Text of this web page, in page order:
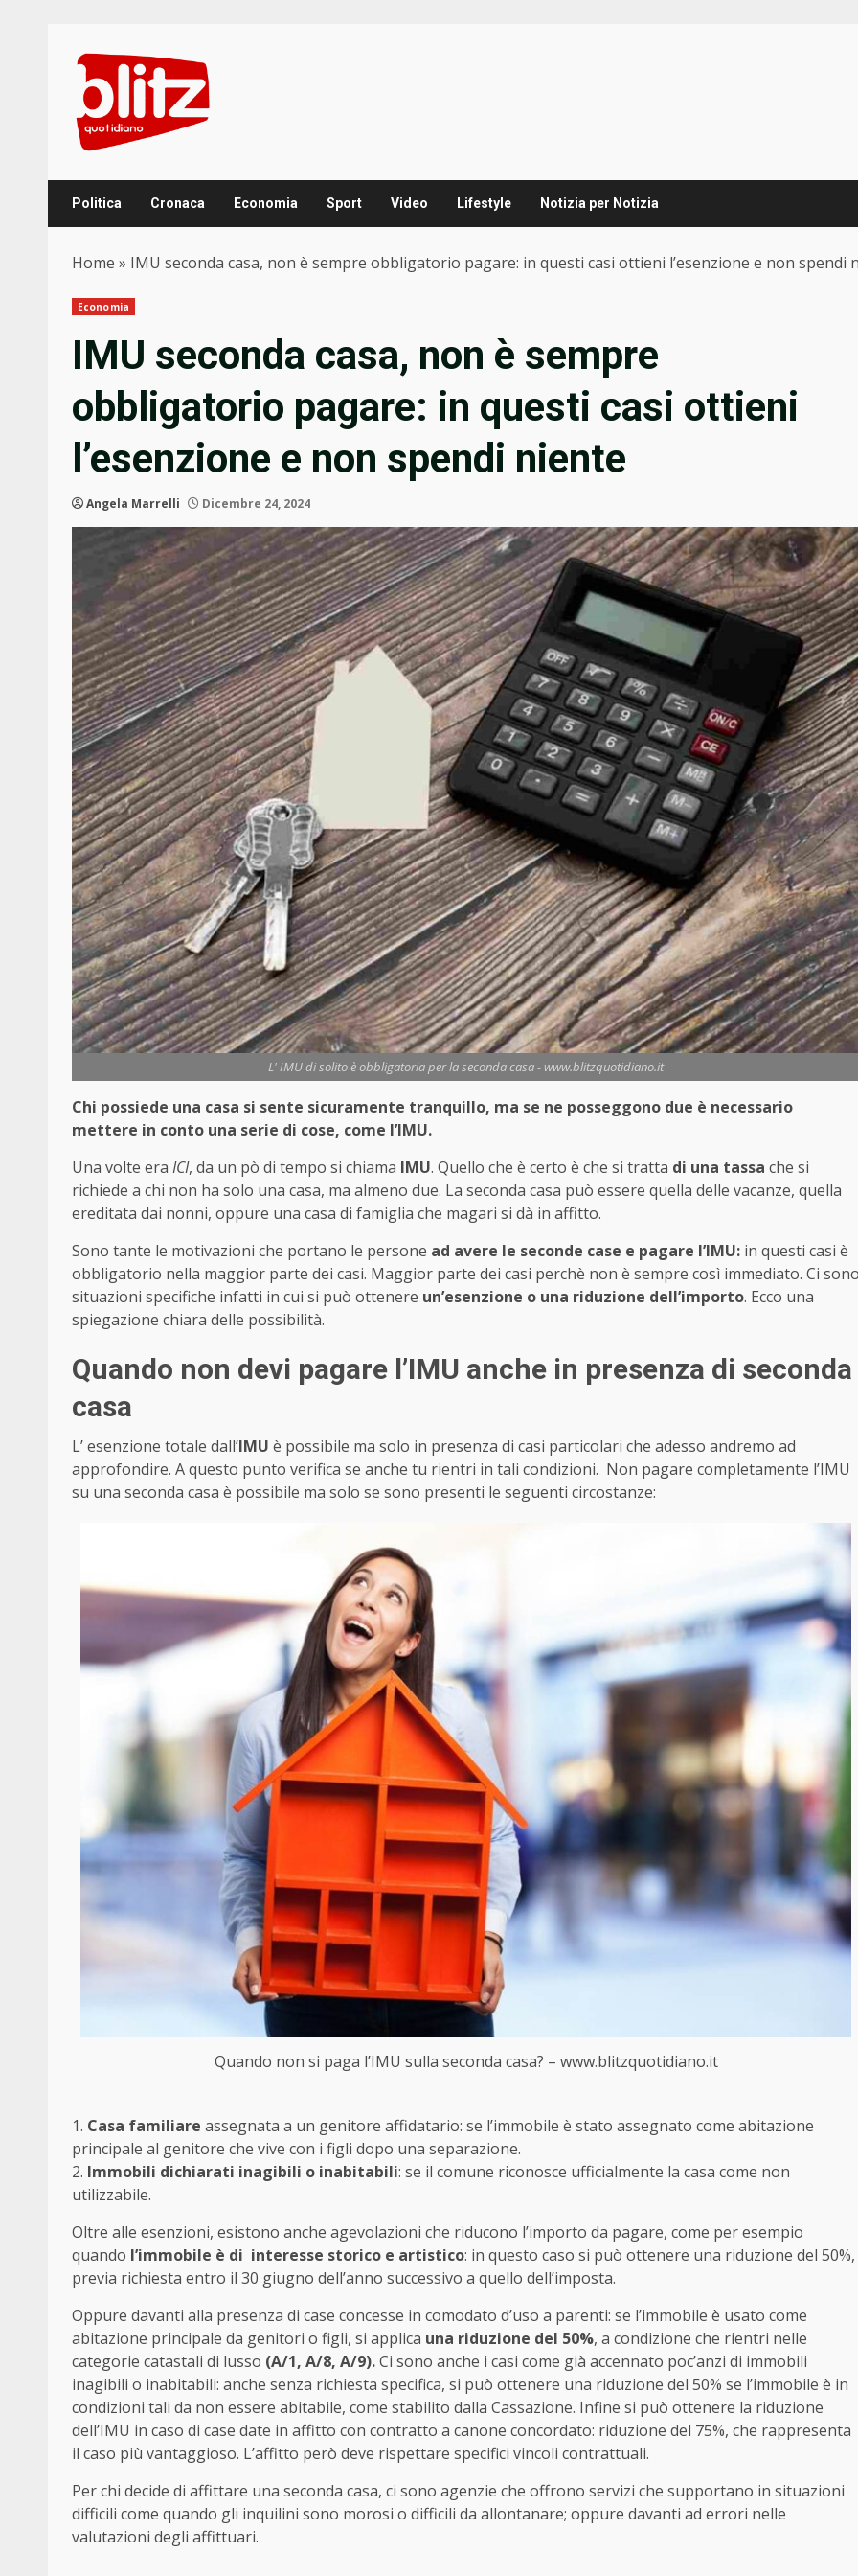
content
Politica Cronaca Economia Sport Video Lifestyle Notizia per Notizia
Home » IMU seconda casa, non è sempre obbligatorio pagare: in questi casi ottieni l’esenzione e non spendi
Economia
IMU seconda casa, non è sempre
obbligatorio pagare: in questi casi ottieni
l’esenzione e non spendi niente
Angela Marrelli Dicembre 24, 2024
L' IMU di solito è obbligatoria per la seconda casa - www.blitzquotidiano.it
Chi possiede una casa si sente sicuramente tranquillo, ma se ne posseggono due è necessario
mettere in conto una serie di cose, come l’IMU.
Una volte era ICI, da un pò di tempo si chiama IMU. Quello che è certo è che si tratta di una tassa che si
richiede a chi non ha solo una casa, ma almeno due. La seconda casa può essere quella delle vacanze, quella
ereditata dai nonni, oppure una casa di famiglia che magari si dà in affitto.
Sono tante le motivazioni che portano le persone ad avere le seconde case e pagare l’IMU: in questi casi è
obbligatorio nella maggior parte dei casi. Maggior parte dei casi perchè non è sempre così immediato. Ci
situazioni specifiche infatti in cui si può ottenere un’esenzione o una riduzione dell’importo. Ecco una
spiegazione chiara delle possibilità.
Quando non devi pagare l’IMU anche in presenza di seconda
casa
L’ esenzione totale dall’IMU è possibile ma solo in presenza di casi particolari che adesso andremo ad
approfondire. A questo punto verifica se anche tu rientri in tali condizioni. Non pagare completamente l’IMU
su una seconda casa è possibile ma solo se sono presenti le seguenti circostanze:
Quando non si paga l’IMU sulla seconda casa? – www.blitzquotidiano.it
1. Casa familiare assegnata a un genitore affidatario: se l’immobile è stato assegnato come abitazione
principale al genitore che vive con i figli dopo una separazione.
2. Immobili dichiarati inagibili o inabitabili: se il comune riconosce ufficialmente la casa come non
utilizzabile.
Oltre alle esenzioni, esistono anche agevolazioni che riducono l’importo da pagare, come per esempio
quando l’immobile è di interesse storico e artistico: in questo caso si può ottenere una riduzione del 50%,
previa richiesta entro il 30 giugno dell’anno successivo a quello dell’imposta.
Oppure davanti alla presenza di case concesse in comodato d’uso a parenti: se l’immobile è usato come
abitazione principale da genitori o figli, si applica una riduzione del 50%, a condizione che rientri nelle
categorie catastali di lusso (A/1, A/8, A/9).Ci sono anche i casi come già accennato poc’anzi di immobili
inagibili o inabitabili: anche senza richiesta specifica, si può ottenere una riduzione del 50% se l’immobile è in
condizioni tali da non essere abitabile, come stabilito dalla Cassazione. Infine si può ottenere la riduzione
dell’IMU in caso di case date in affitto con contratto a canone concordato: riduzione del 75%, che rappresenta
il caso più vantaggioso. L’affitto però deve rispettare specifici vincoli contrattuali.
Per chi decide di affittare una seconda casa, ci sono agenzie che offrono servizi che supportano in situazioni
difficili come quando gli inquilini sono morosi o difficili da allontanare; oppure davanti ad errori nelle
valutazioni degli affittuari.